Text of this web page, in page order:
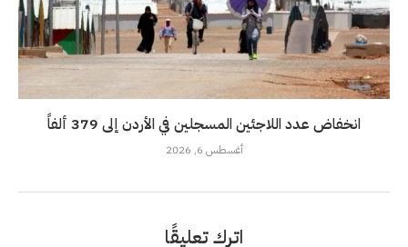
انخفاض عدد اللاجئين المسجلين في الأردن إلى 379 ألفاً
أغسطس 6, 2026
اترك تعليقًا